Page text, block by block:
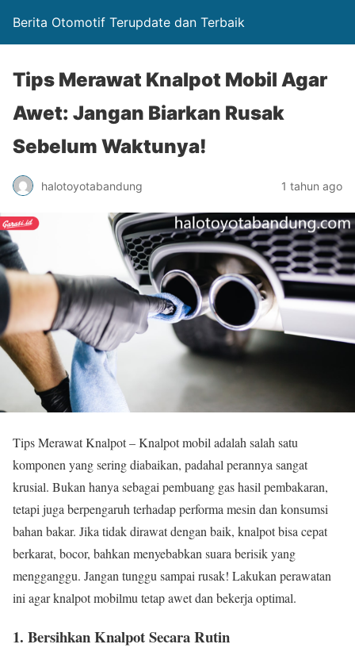
Berita Otomotif Terupdate dan Terbaik
Tips Merawat Knalpot Mobil Agar
Awet: Jangan Biarkan Rusak
Sebelum Waktunya!
halotoyotabandung 1 tahun ago
Tips Merawat Knalpot – Knalpot mobil adalah salah satu
komponen yang sering diabaikan, padahal perannya sangat
krusial. Bukan hanya sebagai pembuang gas hasil pembakaran,
tetapi juga berpengaruh terhadap performa mesin dan konsumsi
bahan bakar. Jika tidak dirawat dengan baik, knalpot bisa cepat
berkarat, bocor, bahkan menyebabkan suara berisik yang
mengganggu. Jangan tunggu sampai rusak! Lakukan perawatan
ini agar knalpot mobilmu tetap awet dan bekerja optimal.
1. Bersihkan Knalpot Secara Rutin